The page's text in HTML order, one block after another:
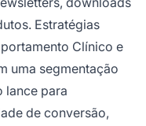
Estratégias
Clínico e
uma segmentação
lance para
de conversão,